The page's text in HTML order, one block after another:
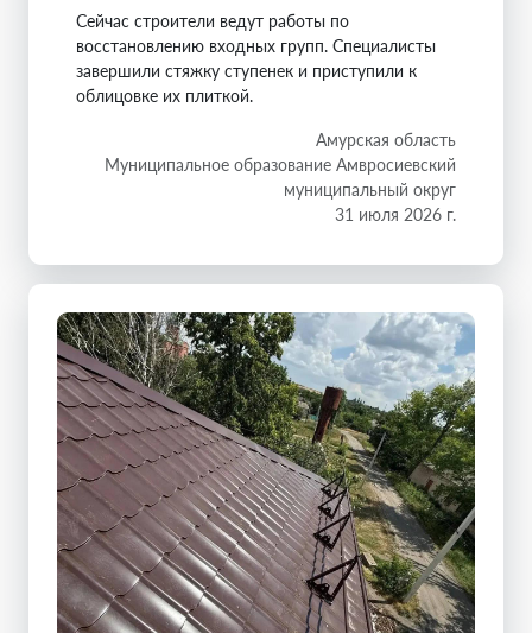
Сейчас строители ведут работы по
восстановлению входных групп. Специалисты
завершили стяжку ступенек и приступили к
облицовке их плиткой.
Амурская область
Муниципальное образование Амвросиевский
муниципальный округ
31 июля 2026 г.